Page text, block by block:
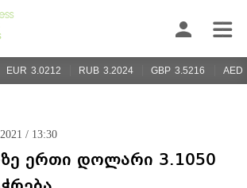
EUR 3.0212 RUB 3.2024 GBP 3.5216 AED
/ 13:30
ზე ერთი დოლარი 3.1050